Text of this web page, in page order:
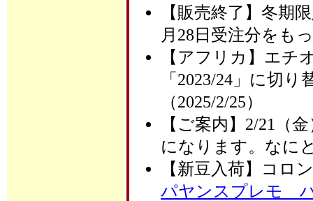
【販売終了】冬期
月28日受注分をも
【アフリカ】エチ
「2023/24」に切
（2025/2/25）
【ご案内】2/21（
になります。なに
【新豆入荷】コロ
パヤンスプレモ